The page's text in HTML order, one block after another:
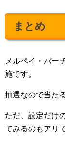
まとめ
メルペイ・バー
施です。
抽選なので当た
ただ、設定だけ
てみるのもアリ